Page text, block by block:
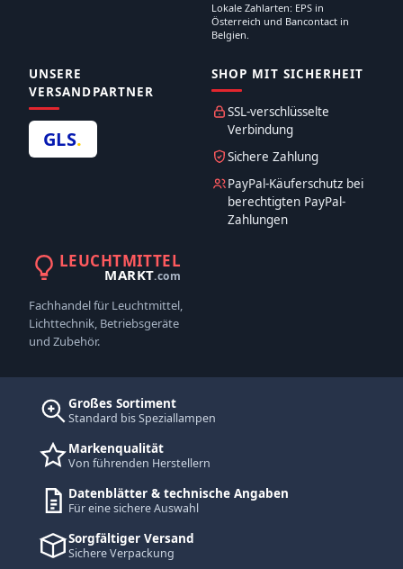
Lokale Zahlarten: EPS in
Österreich und Bancontact in
Belgien.
UNSERE
VERSANDPARTNER
GLS.
SHOP MIT SICHERHEIT
SSL-verschlüsselte
Verbindung
Sichere Zahlung
PayPal-Käuferschutz bei
berechtigten PayPal-
Zahlungen
LEUCHTMITTEL
MARKT.com
Fachhandel für Leuchtmittel,
Lichttechnik, Betriebsgeräte
und Zubehör.
Großes Sortiment
Standard bis Speziallampen
Markenqualität
Von führenden Herstellern
Datenblätter & technische Angaben
Für eine sichere Auswahl
Sorgfältiger Versand
Sichere Verpackung